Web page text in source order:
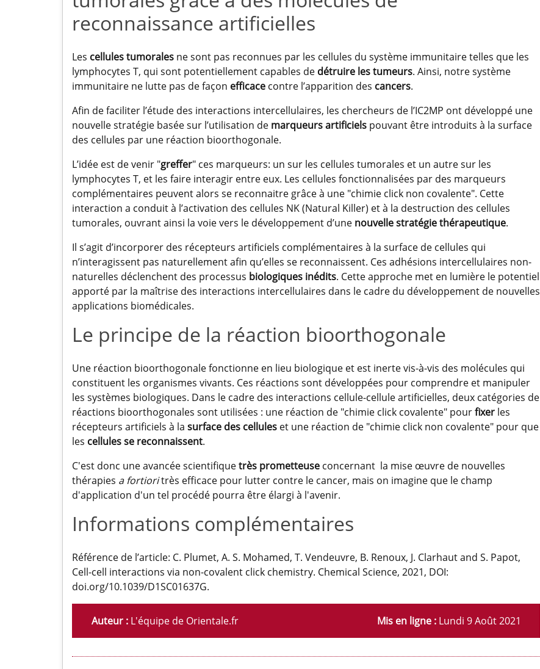
reconnaissance artificielles
Les cellules tumorales ne sont pas reconnues par les cellules du système immunitaire telles que les
lymphocytes T, qui sont potentiellement capables de détruire les tumeurs. Ainsi, notre système
immunitaire ne lutte pas de façon efficace contre l’apparition des cancers.
Afin de faciliter l’étude des interactions intercellulaires, les chercheurs de l’IC2MP ont développé une
nouvelle stratégie basée sur l’utilisation de marqueurs artificiels pouvant être introduits à la surface
des cellules par une réaction bioorthogonale.
L’idée est de venir "greffer" ces marqueurs: un sur les cellules tumorales et un autre sur les
lymphocytes T, et les faire interagir entre eux. Les cellules fonctionnalisées par des marqueurs
complémentaires peuvent alors se reconnaitre grâce à une "chimie click non covalente". Cette
interaction a conduit à l’activation des cellules NK (Natural Killer) et à la destruction des cellules
tumorales, ouvrant ainsi la voie vers le développement d’une nouvelle stratégie thérapeutique.
Il s’agit d’incorporer des récepteurs artificiels complémentaires à la surface de cellules qui
n’interagissent pas naturellement afin qu’elles se reconnaissent. Ces adhésions intercellulaires non-
naturelles déclenchent des processus biologiques inédits. Cette approche met en lumière le potentiel
apporté par la maîtrise des interactions intercellulaires dans le cadre du développement de nouvelles
applications biomédicales.
Le principe de la réaction bioorthogonale
Une réaction bioorthogonale fonctionne en lieu biologique et est inerte vis-à-vis des molécules qui
constituent les organismes vivants. Ces réactions sont développées pour comprendre et manipuler
les systèmes biologiques. Dans le cadre des interactions cellule-cellule artificielles, deux catégories de
réactions bioorthogonales sont utilisées : une réaction de "chimie click covalente" pourfixer les
récepteurs artificiels à la surface des cellules et une réaction de "chimie click non covalente" pour que
les cellules se reconnaissent.
C'est donc une avancée scientifiquetrès prometteuse concernant la mise œuvre de nouvelles
thérapies a fortioritrès efficace pour lutter contre le cancer, mais on imagine que le champ
d'application d'un tel procédé pourra être élargi à l'avenir.
Informations complémentaires
Référence de l’article: C. Plumet, A. S. Mohamed, T. Vendeuvre, B. Renoux, J. Clarhaut and S. Papot,
Cell-cell interactions via non-covalent click chemistry. Chemical Science, 2021, DOI:
doi.org/10.1039/D1SC01637G.
Auteur : L'équipe de Orientale.fr Mis en ligne : Lundi 9 Août 2021